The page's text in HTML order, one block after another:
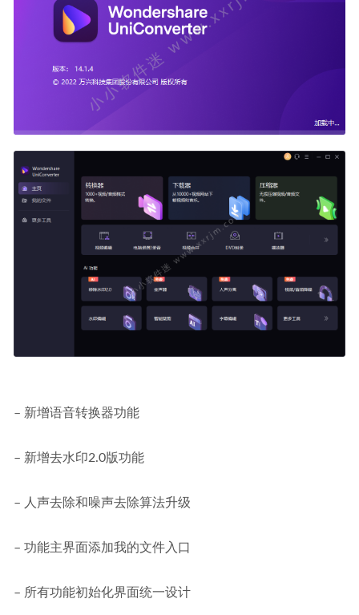
– 新增语音转换器功能
– 新增去水印2.0版功能
– 人声去除和噪声去除算法升级
– 功能主界面添加我的文件入口
– 所有功能初始化界面统一设计